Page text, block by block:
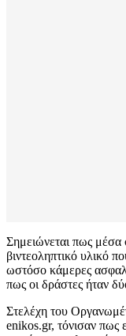
Σημειώνεται πως μέσα
βιντεοληπτικό υλικό
ωστόσο κάμερες
πως οι δράστες ήταν
Στελέχη του
enikos.gr, τόνισαν πως